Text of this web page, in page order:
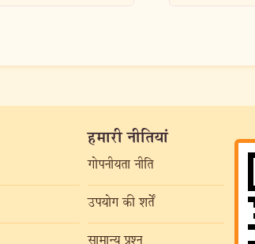
हमारी नीतियां
गोपनीयता नीति
उपयोग की शर्तें
सामान्य प्रश्न